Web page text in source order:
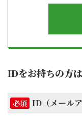
IDをお持ちの方
必須 ID（メールア